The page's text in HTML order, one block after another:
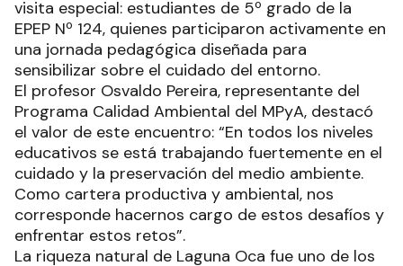
visita especial: estudiantes de 5º grado de la
EPEP Nº 124, quienes participaron activamente en
una jornada pedagógica diseñada para
sensibilizar sobre el cuidado del entorno.
El profesor Osvaldo Pereira, representante del
Programa Calidad Ambiental del MPyA, destacó
el valor de este encuentro: “En todos los niveles
educativos se está trabajando fuertemente en el
cuidado y la preservación del medio ambiente.
Como cartera productiva y ambiental, nos
corresponde hacernos cargo de estos desafíos y
enfrentar estos retos”.
La riqueza natural de Laguna Oca fue uno de los